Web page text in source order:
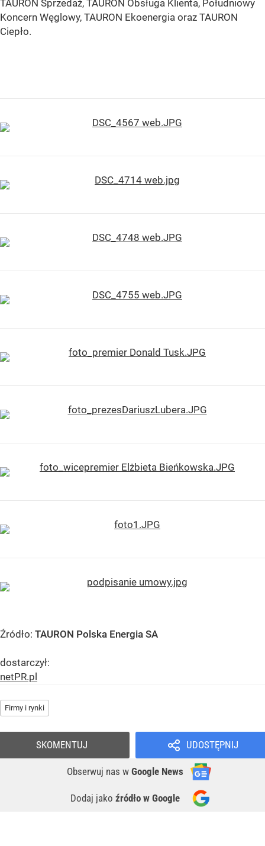
TAURON Sprzedaż, TAURON Obsługa Klienta, Południowy
Koncern Węglowy, TAURON Ekoenergia oraz TAURON
Ciepło.
Źródło: TAURON Polska Energia SA
dostarczył:
netPR.pl
Firmy i rynki
UDOSTĘPNIJ
Obserwuj nas w Google News
Dodaj jako źródło w Google
SKOMENTUJ